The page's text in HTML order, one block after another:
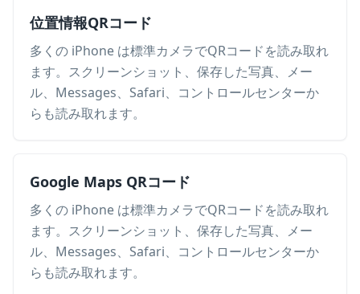
位置情報QRコード
多くの iPhone は標準カメラでQRコードを読み取れ
ます。スクリーンショット、保存した写真、メー
ル、Messages、Safari、コントロールセンターか
らも読み取れます。
Google Maps QRコード
多くの iPhone は標準カメラでQRコードを読み取れ
ます。スクリーンショット、保存した写真、メー
ル、Messages、Safari、コントロールセンターか
らも読み取れます。